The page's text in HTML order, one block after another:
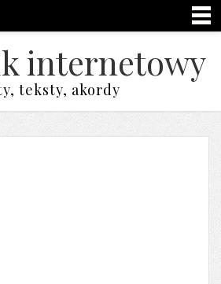
internetowy
teksty, akordy